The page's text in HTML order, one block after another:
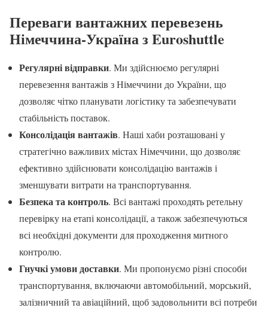
Переваги вантажних перевезень
Німеччина-Україна з Euroshuttle
Регулярні відправки. Ми здійснюємо регулярні
перевезення вантажів з Німеччини до України, що
дозволяє чітко планувати логістику та забезпечувати
стабільність поставок.
Консолідація вантажів. Наші хаби розташовані у
стратегічно важливих містах Німеччини, що дозволяє
ефективно здійснювати консолідацію вантажів і
зменшувати витрати на транспортування.
Безпека та контроль. Всі вантажі проходять ретельну
перевірку на етапі консолідації, а також забезпечуються
всі необхідні документи для проходження митного
контролю.
Гнучкі умови доставки. Ми пропонуємо різні способи
транспортування, включаючи автомобільний, морський,
залізничний та авіаційний, щоб задовольнити всі потреби